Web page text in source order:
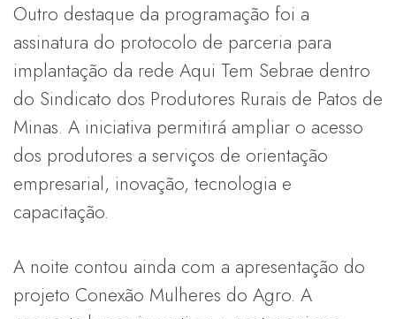
Outro destaque da programação foi a
assinatura do protocolo de parceria para
implantação da rede Aqui Tem Sebrae dentro
do Sindicato dos Produtores Rurais de Patos de
Minas. A iniciativa permitirá ampliar o acesso
dos produtores a serviços de orientação
empresarial, inovação, tecnologia e
capacitação.
A noite contou ainda com a apresentação do
projeto Conexão Mulheres do Agro. A